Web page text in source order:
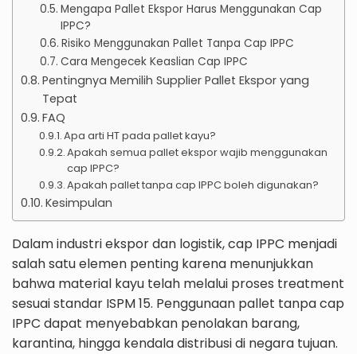
Mengapa Pallet Ekspor Harus Menggunakan Cap
IPPC?
Risiko Menggunakan Pallet Tanpa Cap IPPC
Cara Mengecek Keaslian Cap IPPC
Pentingnya Memilih Supplier Pallet Ekspor yang
Tepat
FAQ
Apa arti HT pada pallet kayu?
Apakah semua pallet ekspor wajib menggunakan
cap IPPC?
Apakah pallet tanpa cap IPPC boleh digunakan?
Kesimpulan
Dalam industri ekspor dan logistik, cap IPPC menjadi
salah satu elemen penting karena menunjukkan
bahwa material kayu telah melalui proses treatment
sesuai standar ISPM 15. Penggunaan pallet tanpa cap
IPPC dapat menyebabkan penolakan barang,
karantina, hingga kendala distribusi di negara tujuan.